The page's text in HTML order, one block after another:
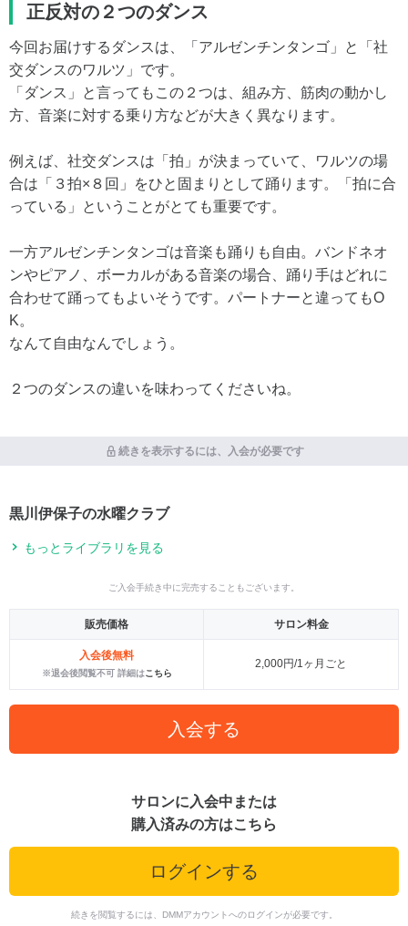
正反対の２つのダンス
今回お届けするダンスは、「アルゼンチンタンゴ」と「社
交ダンスのワルツ」です。
「ダンス」と言ってもこの２つは、組み方、筋肉の動かし
方、音楽に対する乗り方などが大きく異なります。
例えば、社交ダンスは「拍」が決まっていて、ワルツの場
合は「３拍×８回」をひと固まりとして踊ります。「拍に合
っている」ということがとても重要です。
一方アルゼンチンタンゴは音楽も踊りも自由。バンドネオ
ンやピアノ、ボーカルがある音楽の場合、踊り手はどれに
合わせて踊ってもよいそうです。パートナーと違ってもO
K。
なんて自由なんでしょう。
２つのダンスの違いを味わってくださいね。
続きを表示するには、入会が必要です
黒川伊保子の水曜クラブ
もっとライブラリを見る
ご入会手続き中に完売することもございます。
販売価格 サロン料金
入会後無料
※退会後閲覧不可 詳細はこちら
2,000円/1ヶ月ごと
入会する
サロンに入会中または
購入済みの方はこちら
ログインする
続きを閲覧するには、DMMアカウントへのログインが必要です。